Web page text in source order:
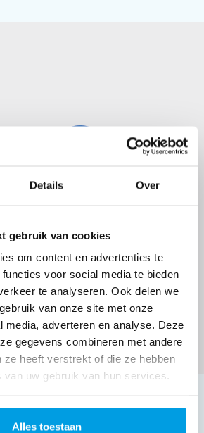
Details Over
gebruik van cookies
om content en advertenties te
voor social media te bieden
te analyseren. Ook delen we
van onze site met onze
media, adverteren en analyse. Deze
gegevens combineren met andere
ze heeft verstrekt of die ze hebben
uw gebruik van hun services.
Alles toestaan
Appie Ritsma
Succes!